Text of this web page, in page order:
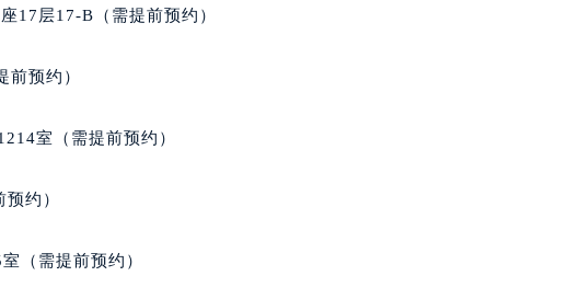
服务中心（需提前预约）
务中心（需提前预约）
名表维修授权店1楼欧米茄售后服务中心（需提前预约）
际中心D座11层1102室欧米茄售后服务中心（北京总部）（需提前预约）
17层17-B（需提前预约）
预约）
室（需提前预约）
约）
（需提前预约）